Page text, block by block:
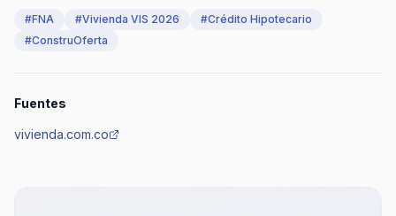
#FNA #Vivienda VIS 2026 #Crédito Hipotecario
#ConstruOferta
Fuentes
vivienda.com.co